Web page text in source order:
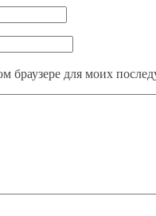
браузере для моих